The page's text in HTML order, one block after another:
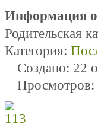
Информация о
Родительская
Категория:
Создано: 22
Просмотров: